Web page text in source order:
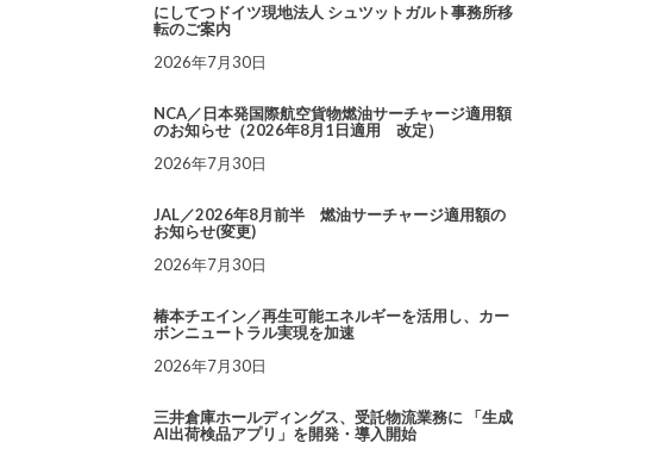
にしてつドイツ現地法人 シュツットガルト事務所移
転のご案内
2026年7月30日
NCA／日本発国際航空貨物燃油サーチャージ適用額
のお知らせ（2026年8月1日適用 改定）
2026年7月30日
JAL／2026年8月前半 燃油サーチャージ適用額の
お知らせ(変更)
2026年7月30日
椿本チエイン／再生可能エネルギーを活用し、カー
ボンニュートラル実現を加速
2026年7月30日
三井倉庫ホールディングス、受託物流業務に 「生成
AI出荷検品アプリ」を開発・導入開始